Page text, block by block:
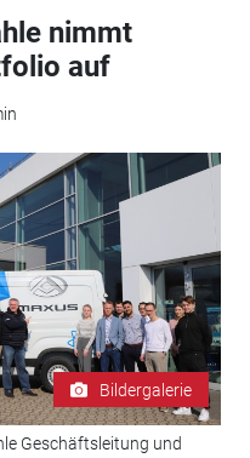
nimmt
auf
Bildergalerie
Geschäftsleitung und